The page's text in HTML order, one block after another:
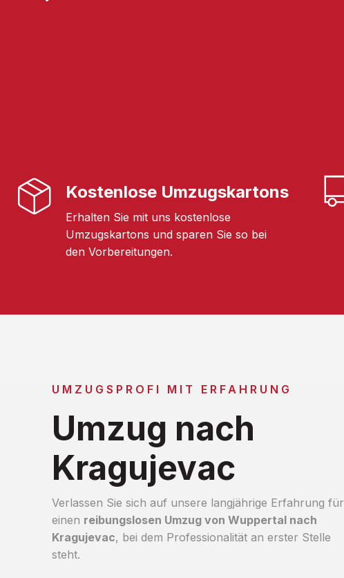
Kostenlose Umzugskartons
Erhalten Sie mit uns kostenlose
Umzugskartons und sparen Sie so bei
den Vorbereitungen.
UMZUGSPROFI MIT ERFAHRUNG
Umzug nach
Kragujevac
Verlassen Sie sich auf unsere langjährige Erfahrung für
einen reibungslosen Umzug von Wuppertal nach
Kragujevac, bei dem Professionalität an erster Stelle
steht.